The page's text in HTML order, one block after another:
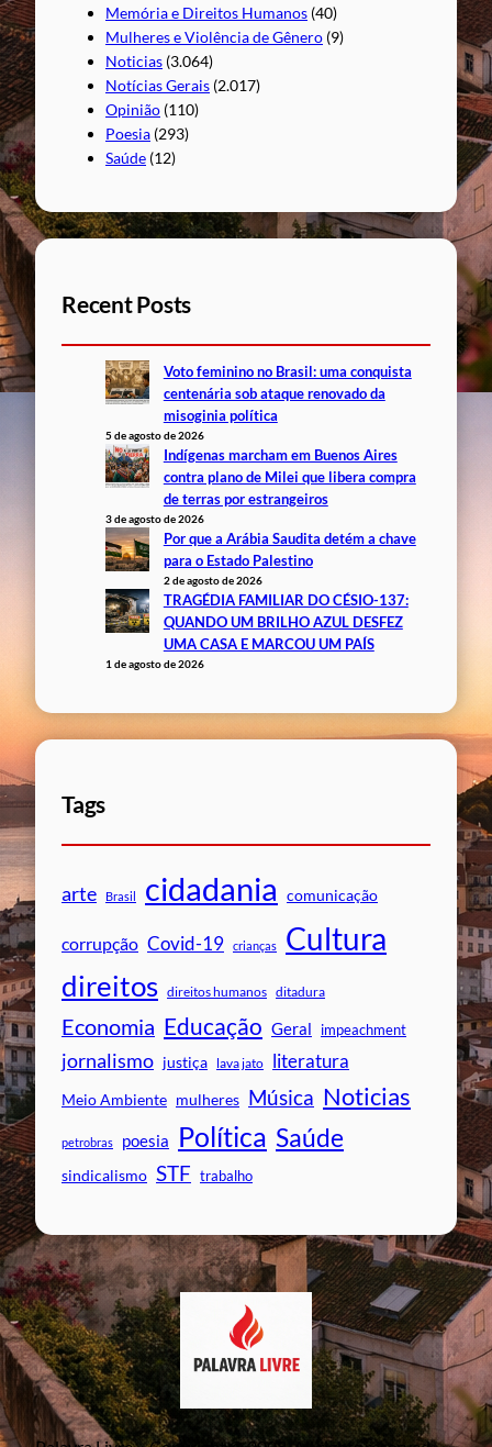
Memória e Direitos Humanos (40)
Mulheres e Violência de Gênero (9)
Noticias (3.064)
Notícias Gerais (2.017)
Opinião (110)
Poesia (293)
Saúde (12)
Recent Posts
Voto feminino no Brasil: uma conquista
centenária sob ataque renovado da
misoginia política
5 de agosto de 2026
Indígenas marcham em Buenos Aires
contra plano de Milei que libera compra
de terras por estrangeiros
3 de agosto de 2026
Por que a Arábia Saudita detém a chave
para o Estado Palestino
2 de agosto de 2026
TRAGÉDIA FAMILIAR DO CÉSIO-137:
QUANDO UM BRILHO AZUL DESFEZ
UMA CASA E MARCOU UM PAÍS
1 de agosto de 2026
Tags
arte Brasil cidadania comunicação
corrupção Covid-19 crianças Cultura
direitos direitos humanos ditadura
Economia Educação Geral impeachment
jornalismo justiça lava jato literatura
Meio Ambiente mulheres Música Noticias
petrobras poesia Política Saúde
sindicalismo STF trabalho